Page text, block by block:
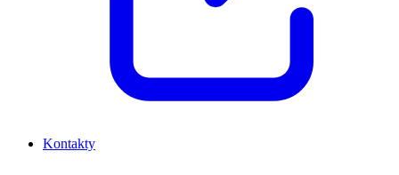
Kontakty